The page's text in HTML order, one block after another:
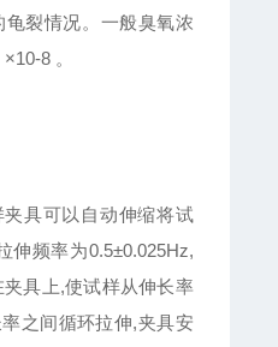
龟裂情况。一般臭氧浓
8 。
具可以自动伸缩将试
伸频率为0.5±0.025Hz,
具上,使试样从伸长率
之间循环拉伸,夹具安